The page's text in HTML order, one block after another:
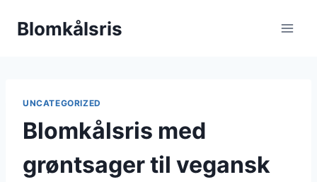
Blomkålsris
UNCATEGORIZED
Blomkålsris med
grøntsager til vegansk